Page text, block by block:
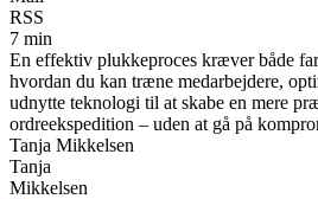
RSS
7 min
En effektiv plukkeproces kræver både
hvordan du kan træne medarbejdere,
udnytte teknologi til at skabe en mere
ordreekspedition – uden at gå på
Tanja Mikkelsen
Tanja
Mikkelsen